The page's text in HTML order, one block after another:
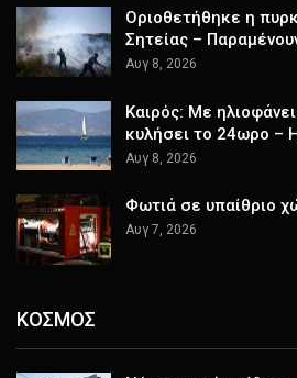
Οριοθετήθηκε η
Σητείας –
Αυγ 8, 2026
Καιρός: Με
κυλήσει το 24ωρο –
Αυγ 8, 2026
Φωτιά σε υπαίθριο
Αυγ 7, 2026
ΚΟΣΜΟΣ